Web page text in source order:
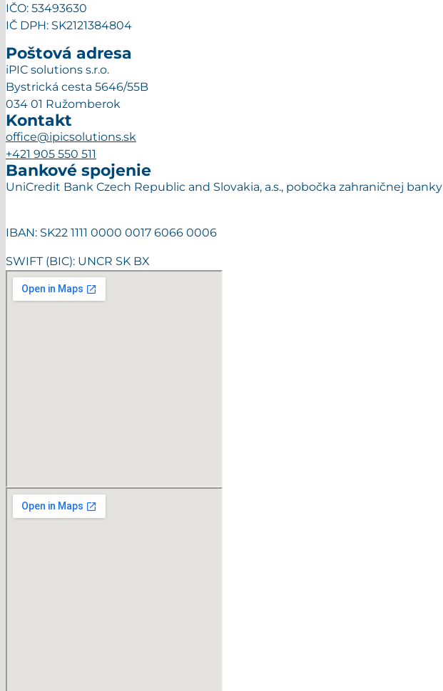
IČO: 53493630
IČ DPH: SK2121384804
Poštová adresa
iPIC solutions s.r.o.
Bystrická cesta 5646/55B
034 01 Ružomberok
Kontakt
office@ipicsolutions.sk
+421 905 550 511
Bankové spojenie
UniCredit Bank Czech Republic and Slovakia, a.s., pobočka zahraničnej banky
IBAN: SK22 1111 0000 0017 6066 0006
SWIFT (BIC): UNCR SK BX